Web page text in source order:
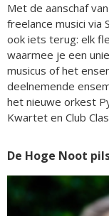
Met de aanschaf
freelance musici via
ook iets terug: elk
waarmee je een
musicus of het
deelnemende
het nieuwe orkest
Kwartet en Club
De Hoge Noot